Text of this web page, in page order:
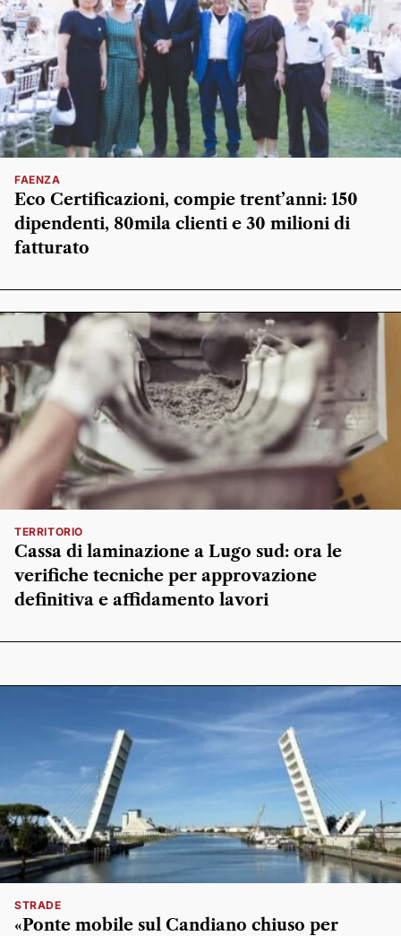
FAENZA
Eco Certificazioni, compie trent’anni: 150
dipendenti, 80mila clienti e 30 milioni di
fatturato
TERRITORIO
Cassa di laminazione a Lugo sud: ora le
verifiche tecniche per approvazione
definitiva e affidamento lavori
STRADE
«Ponte mobile sul Candiano chiuso per